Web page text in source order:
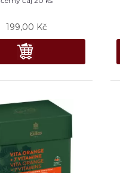
199,00 Kč